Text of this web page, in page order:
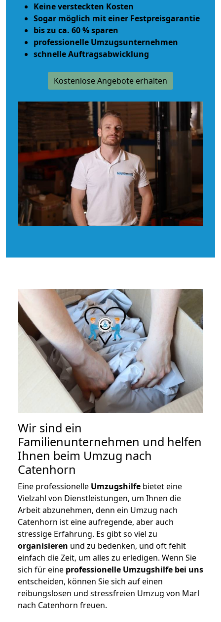
Keine versteckten Kosten
Sogar möglich mit einer Festpreisgarantie
bis zu ca. 60 % sparen
professionelle Umzugsunternehmen
schnelle Auftragsabwicklung
Kostenlose Angebote erhalten
Wir sind ein
Familienunternehmen und helfen
Ihnen beim Umzug nach
Catenhorn
Eine professionelle Umzugshilfe bietet eine
Vielzahl von Dienstleistungen, um Ihnen die
Arbeit abzunehmen, denn ein Umzug nach
Catenhorn ist eine aufregende, aber auch
stressige Erfahrung. Es gibt so viel zu
organisieren und zu bedenken, und oft fehlt
einfach die Zeit, um alles zu erledigen. Wenn Sie
sich für eine professionelle Umzugshilfe bei uns
entscheiden, können Sie sich auf einen
reibungslosen und stressfreien Umzug von Marl
nach Catenhorn freuen.